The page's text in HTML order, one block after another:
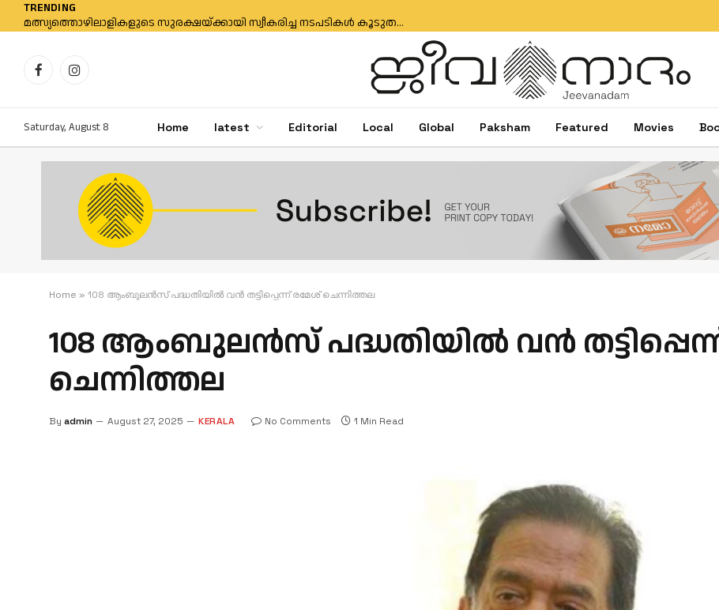
TRENDING
മത്സ്യത്തൊഴിലാളികളുടെ സുരക്ഷയ്ക്കായി സ്വീകരിച്ച നടപടികൾ കൂടുതൽ ഊർജിതമാക്കണം; സുരക്ഷാ പ്രവർത്തനങ്ങൾക്ക് എല്ലാവിധ പിന്തുണയും നൽകും : കെഎൽസിഎ
FacebookInstagram
Saturday, August 8 Home latest Editorial Local Global Paksham Featured Movies
Home » 108 ആംബുലന്‍സ് പദ്ധതിയില്‍ വന്‍ തട്ടിപ്പെന്ന് രമേശ് ചെന്നിത്തല
108 ആംബുലന്‍സ് പദ്ധതിയില്‍ വന്‍
ചെന്നിത്തല
By admin August 27, 2025 KERALA No Comments 1 Min Read